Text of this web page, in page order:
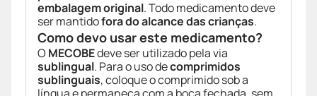
embalagem original. Todo medicamento deve
ser mantidofora do alcance das crianças.
Como devo usar este medicamento?
O MECOBEdeve ser utilizado pela via
sublingual. Para o uso decomprimidos
sublinguais, coloque o comprimido sob a